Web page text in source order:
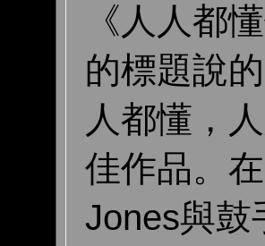
《人人都
的標題說
人都懂，
佳作品。
Jones與鼓